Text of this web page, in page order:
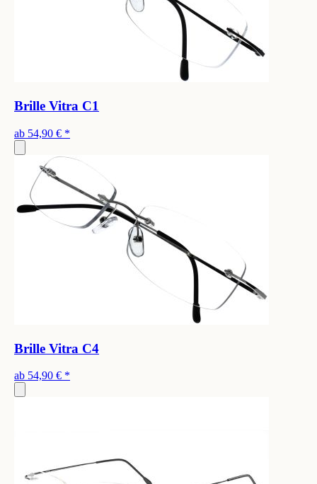
Brille Vitra C1
ab 54,90 € *
Brille Vitra C4
ab 54,90 € *